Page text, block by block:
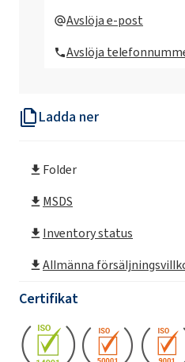
Ladda ner
Folder
MSDS
Inventory status
Allmänna
Certifikat
Rokopol® T
Rokopol® D1002
Rokopol® DE2020
Rokopol® DE4020
Avslöja e-post
Avslöja